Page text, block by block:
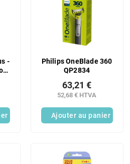
-
Philips OneBlade 360
QP2834
52,68 € HTVA
63,21 €
Ajouter au panier